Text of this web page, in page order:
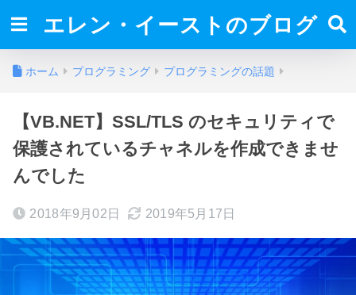
エレン・イーストのブログ
ホーム プログラミング プログラミングの話題
【VB.NET】SSL/TLS のセキュリティで
保護されているチャネルを作成できませ
んでした
2018年9月02日 2019年5月17日